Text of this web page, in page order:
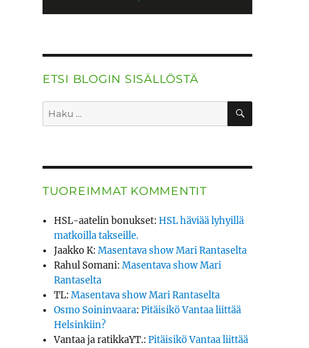
ETSI BLOGIN SISÄLLÖSTÄ
Etsi: HAKU
TUOREIMMAT KOMMENTIT
HSL-aatelin bonukset:HSL häviää lyhyillä
matkoilla takseille.
Jaakko K:Masentava show Mari Rantaselta
Rahul Somani:Masentava show Mari
Rantaselta
TL:Masentava show Mari Rantaselta
Osmo Soininvaara:Pitäisikö Vantaa liittää
Helsinkiin?
Vantaa ja ratikkaYT.:Pitäisikö Vantaa liittää